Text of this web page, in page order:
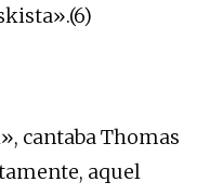
cantaba Thomas
aquel